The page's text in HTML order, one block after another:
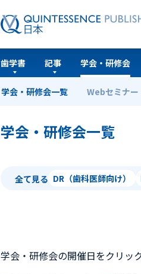
歯学書 記事 学会・研修会
学会・研修会一覧 Webセミナー
ホーム 学会・研修会一覧
学会・研修会一覧
全て見る DR（歯科医師向け）
学会・研修会の開催日をクリッ